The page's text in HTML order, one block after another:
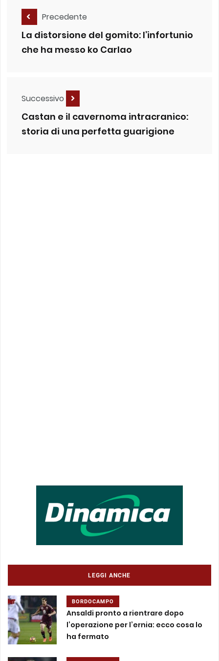
Precedente
La distorsione del gomito: l’infortunio
che ha messo ko Carlao
Successivo
Castan e il cavernoma intracranico:
storia di una perfetta guarigione
LEGGI ANCHE
BORDOCAMPO
Ansaldi pronto a rientrare dopo
l’operazione per l’ernia: ecco cosa lo
ha fermato